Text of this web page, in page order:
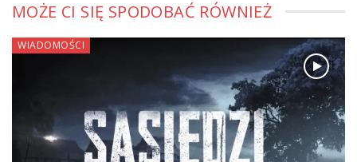
MOŻE CI SIĘ SPODOBAĆ RÓWNIEŻ
WIADOMOŚCI